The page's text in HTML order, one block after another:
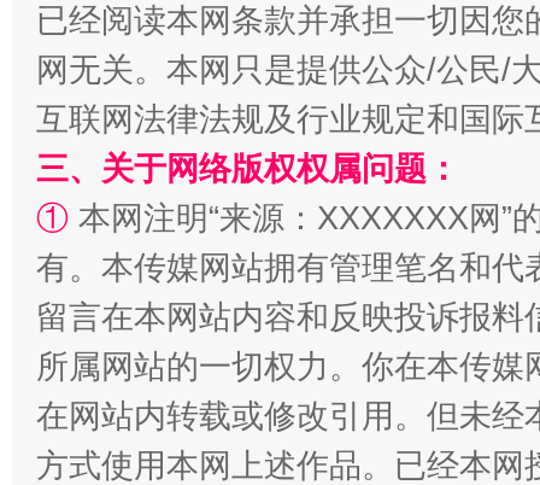
漫山遍野的桃花与雪山、麦地、白藏房 除
招工难、用工荒背后
已经阅读本网条款并承担一切因
网无关。本网只是提供公众/公民/
互联网法律法规及行业规定和国
三、关于网络版权权属问题：
① 本网注明“来源：XXXXXXX网”
有。本传媒网站拥有管理笔名和
留言在本网站内容和反映投诉报
所属网站的一切权力。你在本传
在网站内转载或修改引用。但未
方式使用本网上述作品。已经本